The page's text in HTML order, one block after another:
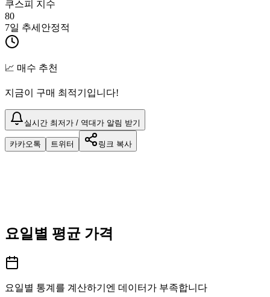
쿠스피 지수
80
7일 추세 안정적
📈 매수 추천
지금이 구매 최적기입니다!
실시간 최저가 / 역대가 알림 받기
카카오톡 트위터 링크 복사
요일별 평균 가격
요일별 통계를 계산하기엔 데이터가 부족합니다